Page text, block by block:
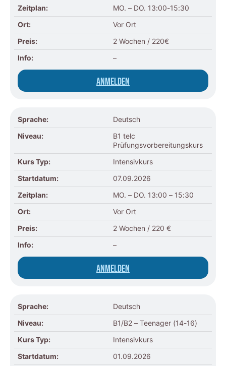
Zeitplan:
MO. – DO. 13:00-15:30
Ort:
Vor Ort
Preis:
2 Wochen / 220€
Info:
–
Anmelden
Sprache:
Deutsch
Niveau:
B1 telc
Prüfungsvorbereitungskurs
Kurs Typ:
Intensivkurs
Startdatum:
07.09.2026
Zeitplan:
MO. – DO. 13:00 – 15:30
Ort:
Vor Ort
Preis:
2 Wochen / 220 €
Info:
–
Anmelden
Sprache:
Deutsch
Niveau:
B1/B2 – Teenager (14-16)
Kurs Typ:
Intensivkurs
Startdatum:
01.09.2026